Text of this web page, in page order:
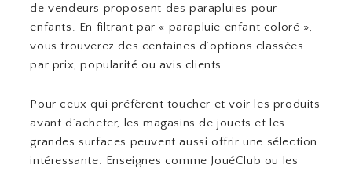
de vendeurs proposent des parapluies pour
enfants. En filtrant par « parapluie enfant coloré »,
vous trouverez des centaines d’options classées
par prix, popularité ou avis clients.
Pour ceux qui préfèrent toucher et voir les produits
avant d’acheter, les magasins de jouets et les
grandes surfaces peuvent aussi offrir une sélection
intéressante. Enseignes comme JouéClub ou les